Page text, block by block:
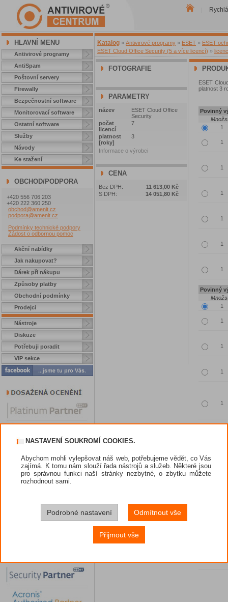
HLAVNÍ MENU
Antivirové programy
AntiSpam
Poštovní servery
Firewally
Bezpečnostní software
Monitorovací software
Ostatní software
Služby
Návody
Ke stažení
OBCHOD/PODPORA
+420 556 706 203
+420 222 360 250
obchod@amenit.cz
podpora@amenit.cz
Podmínky technické podpory
Žádost o odbornou pomoc
Akční nabídky
Jak nakupovat?
Dárek při nákupu
Způsoby platby
Obchodní podmínky
Prodejci
Nástroje
Diskuze
Potřebuji poradit
VIP sekce
Katalog » Antivirové programy » ESET » ESET
ESET Cloud Office Security (5 a více licencí) »
FOTOGRAFIE
PARAMETRY
název
ESET Cloud Office
Security
počet
licencí
7
platnost
[roky]
3
Informace o výrobci
CENA
Bez DPH:
11 613,00 Kč
S DPH:
14 051,80 Kč
ESET
platnost 3
Povinný
Povinný
NASTAVENÍ SOUKROMÍ COOKIES.
Abychom mohli vylepšovat náš web, potřebujeme vědět, co Vás
zajímá. K tomu nám slouží řada nástrojů a služeb. Některé jsou
pro správnou funkci naší stránky nezbytné, o zbytku můžete
rozhodnout sami.
Podrobné nastavení Odmítnout vše
Přijmout vše